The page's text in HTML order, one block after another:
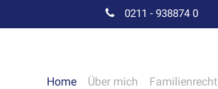
0211 - 938874 0
Home Über mich Familienrecht